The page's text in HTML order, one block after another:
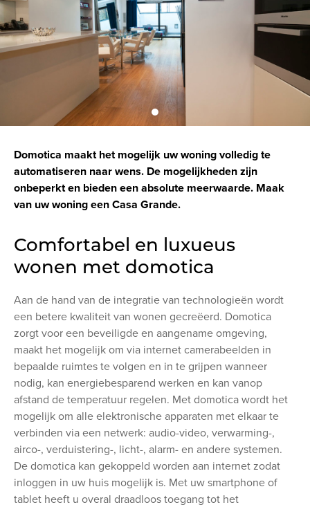
Domotica maakt het mogelijk uw woning volledig te
automatiseren naar wens. De mogelijkheden zijn
onbeperkt en bieden een absolute meerwaarde. Maak
van uw woning een Casa Grande.
Comfortabel en luxueus
wonen met domotica
Aan de hand van de integratie van technologieën wordt
een betere kwaliteit van wonen gecreëerd. Domotica
zorgt voor een beveiligde en aangename omgeving,
maakt het mogelijk om via internet camerabeelden in
bepaalde ruimtes te volgen en in te grijpen wanneer
nodig, kan energiebesparend werken en kan vanop
afstand de temperatuur regelen. Met domotica wordt het
mogelijk om alle elektronische apparaten met elkaar te
verbinden via een netwerk: audio-video, verwarming-,
airco-, verduistering-, licht-, alarm- en andere systemen.
De domotica kan gekoppeld worden aan internet zodat
inloggen in uw huis mogelijk is. Met uw smartphone of
tablet heeft u overal draadloos toegang tot het